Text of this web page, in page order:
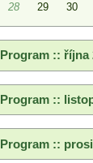
28
29 30
Program :: října
Program ::
Program ::